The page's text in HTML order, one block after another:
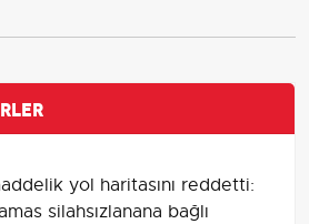
yol haritasını reddetti:
silahsızlanana bağlı